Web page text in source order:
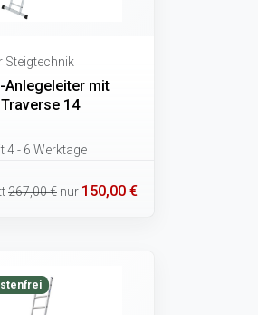
Steigtechnik
Anlegeleiter mit
14
4 - 6 Werktage
267,00 € nur 150,00 €